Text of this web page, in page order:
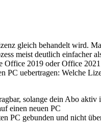
gleich behandelt wird.
meist deutlich einfacher
Office 2019 oder Office
PC uebertragen: Welche
solange dein Abo aktiv
einen neuen PC
PC gebunden und nicht